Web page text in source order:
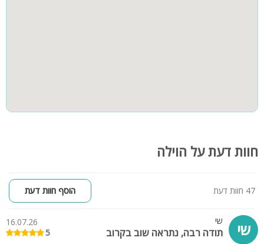
חוות דעת על הוילה
47 חוות דעת הוסף חוות דעת
שי שי
תודה רבה, נתראה שוב בקרוב
16.07.26
5